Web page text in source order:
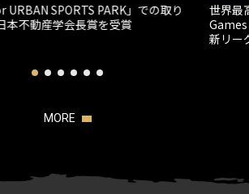
URBAN SPORTS PARK」での取り
本不動産学会長賞を受賞
世界最
新リー
MORE